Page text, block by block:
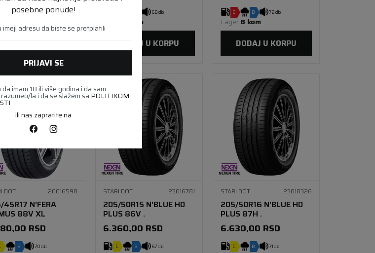
B 70 db
DODAJ U KORPU
68 db
4 kom
DODAJ U KORPU
E B 72 db
Lager 8 kom
DODAJ U KORPU
DOT 20016598
N'FERA
88V XL
RSD
B 70 db
STARI DOT 23016781
205/50R15 N'BLUE HD
PLUS 86V .
6.360,00 RSD
C B 67 db
STARI DOT 23018326
205/50R16 N'BLUE HD
PLUS 87H .
6.630,00 RSD
C B 71 db
posebne ponude!
imejl adresu da biste se pretplatili
PRIJAVI SE
imam 18 ili više godina i da sam
la i da se slažem sa POLITIKOM
ili nas zapratite na